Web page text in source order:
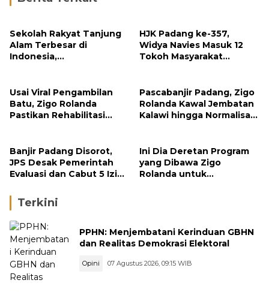
Sekolah Rakyat Tanjung
Alam Terbesar di
Indonesia,
HJK Padang ke-357,
Widya Navies Masuk 12
Tokoh Masyarakat
Usai Viral Pengambilan
Batu, Zigo Rolanda
Pastikan Rehabilitasi
Pascabanjir Padang, Zigo
Rolanda Kawal Jembatan
Kalawi hingga Normalisasi
Banjir Padang Disorot,
JPS Desak Pemerintah
Evaluasi dan Cabut 5 Izin
Ini Dia Deretan Program
yang Dibawa Zigo
Rolanda untuk
Terkini
PPHN: Menjembatani Kerinduan GBHN
dan Realitas Demokrasi Elektoral
Opini 07 Agustus 2026, 09:15 WIB